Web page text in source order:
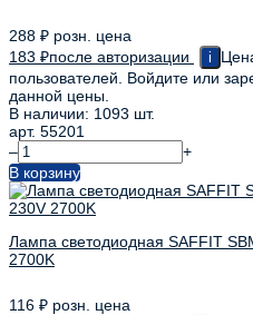
288 ₽ розн. цена
183 ₽после авторизации i
пользователей. Войдите или
данной цены.
В наличии: 1093 шт.
арт. 55201
–
+
В корзину
Лампа светодиодная SAFFIT
2700K
116 ₽ розн. цена